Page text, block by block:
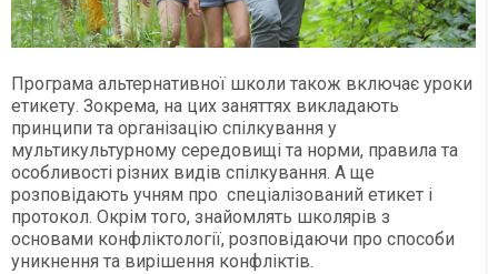
Програма альтернативної школи також включає уроки
етикету. Зокрема, на цих заняттях викладають
принципи та організацію спілкування у
мультикультурному середовищі та норми, правила та
особливості різних видів спілкування. А ще
розповідають учням про спеціалізований етикет і
протокол. Окрім того, знайомлять школярів з
основами конфліктології, розповідаючи про способи
уникнення та вирішення конфліктів.